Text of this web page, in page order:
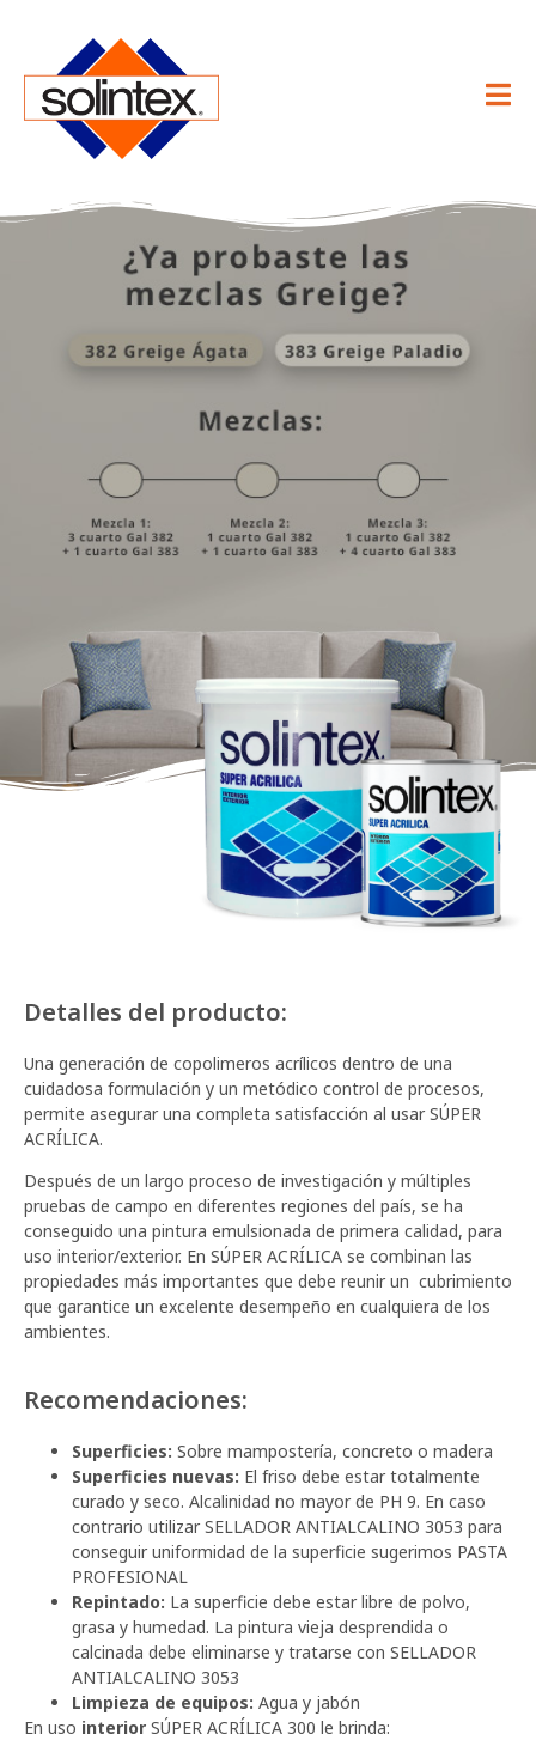
Detalles del producto:
Una generación de copolimeros acrílicos dentro de una
cuidadosa formulación y un metódico control de procesos,
permite asegurar una completa satisfacción al usar SÚPER
ACRÍLICA.
Después de un largo proceso de investigación y múltiples
pruebas de campo en diferentes regiones del país, se ha
conseguido una pintura emulsionada de primera calidad, para
uso interior/exterior. En SÚPER ACRÍLICA se combinan las
propiedades más importantes que debe reunir un cubrimiento
que garantice un excelente desempeño en cualquiera de los
ambientes.
Recomendaciones:
Superficies: Sobre mampostería, concreto o madera
Superficies nuevas: El friso debe estar totalmente
curado y seco. Alcalinidad no mayor de PH 9. En caso
contrario utilizar SELLADOR ANTIALCALINO 3053 para
conseguir uniformidad de la superficie sugerimos PASTA
PROFESIONAL
Repintado: La superficie debe estar libre de polvo,
grasa y humedad. La pintura vieja desprendida o
calcinada debe eliminarse y tratarse con SELLADOR
ANTIALCALINO 3053
Limpieza de equipos: Agua y jabón
En uso interior SÚPER ACRÍLICA 300 le brinda: